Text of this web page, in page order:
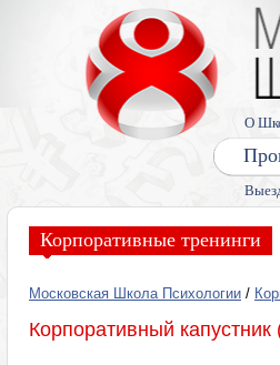
О
Корпоративные тренинги
Московская Школа Психологии /
Корпоративный капустник